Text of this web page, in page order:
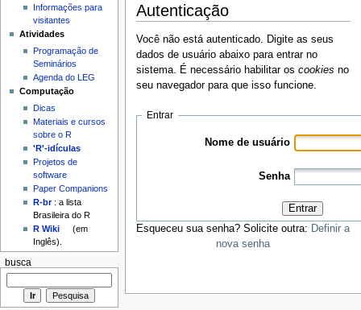
Autenticação
Você não está autenticado. Digite as seus
dados de usuário abaixo para entrar no
sistema. É necessário habilitar os cookies no
seu navegador para que isso funcione.
Entrar
Nome de usuário
Senha
Entrar
Esqueceu sua senha? Solicite outra: Definir a
nova senha
Informações para
visitantes
Atividades
Programação de
Seminários
Agenda do LEG
Computação
Dicas
Materiais e cursos
sobre o R
'R'-idículas
Projetos de
software
Paper Companions
R-br: a lista
Brasileira do R
R Wiki
(em
Inglês).
busca